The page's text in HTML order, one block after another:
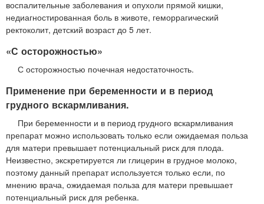
воспалительные заболевания и опухоли прямой кишки,
недиагностированная боль в животе, геморрагический
ректоколит, детский возраст до 5 лет.
«С осторожностью»
С осторожностью почечная недостаточность.
Применение при беременности и в период
грудного вскармливания.
При беременности и в период грудного вскармливания
препарат можно использовать только если ожидаемая польза
для матери превышает потенциальный риск для плода.
Неизвестно, экскретируется ли глицерин в грудное молоко,
поэтому данный препарат используется только если, по
мнению врача, ожидаемая польза для матери превышает
потенциальный риск для ребенка.